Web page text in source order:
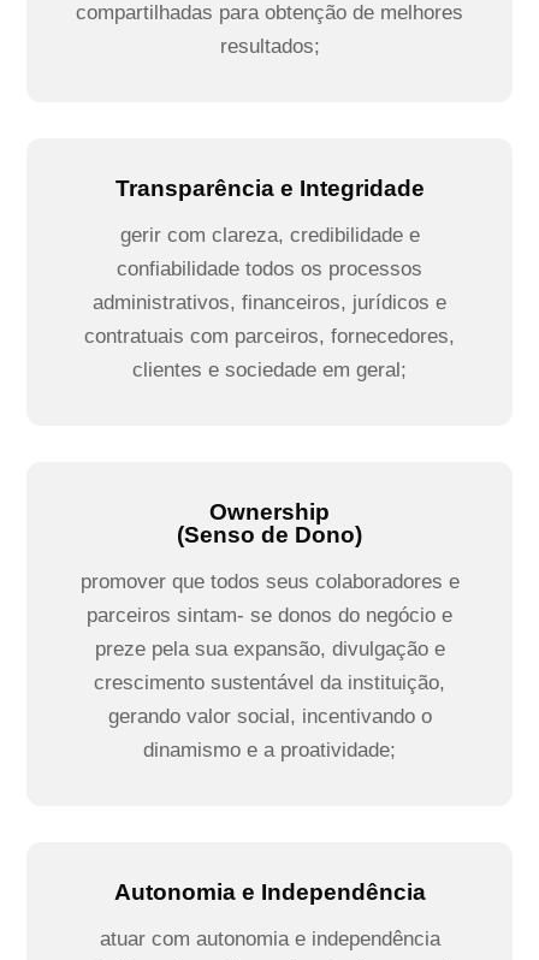
compartilhadas para obtenção de melhores
resultados;
Transparência e Integridade
gerir com clareza, credibilidade e
confiabilidade todos os processos
administrativos, financeiros, jurídicos e
contratuais com parceiros, fornecedores,
clientes e sociedade em geral;
Ownership
(Senso de Dono)
promover que todos seus colaboradores e
parceiros sintam- se donos do negócio e
preze pela sua expansão, divulgação e
crescimento sustentável da instituição,
gerando valor social, incentivando o
dinamismo e a proatividade;
Autonomia e Independência
atuar com autonomia e independência